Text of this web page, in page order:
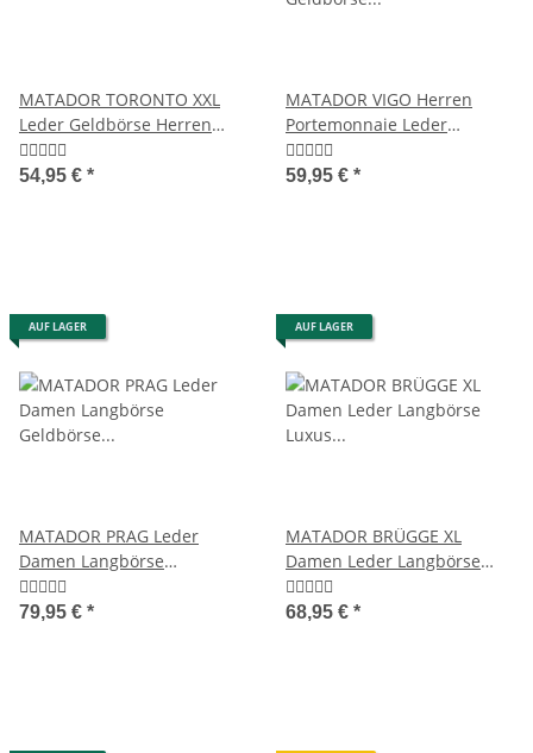
MATADOR TORONTO XXL
Leder Geldbörse Herren
Groß TüV RFID
54,95 € *
MATADOR VIGO Herren
Portemonnaie Leder
Geldbörse Brieftasche RFID
59,95 € *
AUF LAGER
MATADOR PRAG Leder
Damen Langbörse
Geldbörse RFID TüV 7
Farben
79,95 € *
AUF LAGER
MATADOR BRÜGGE XL
Damen Leder Langbörse
Luxus Geldbörse RFID
68,95 € *